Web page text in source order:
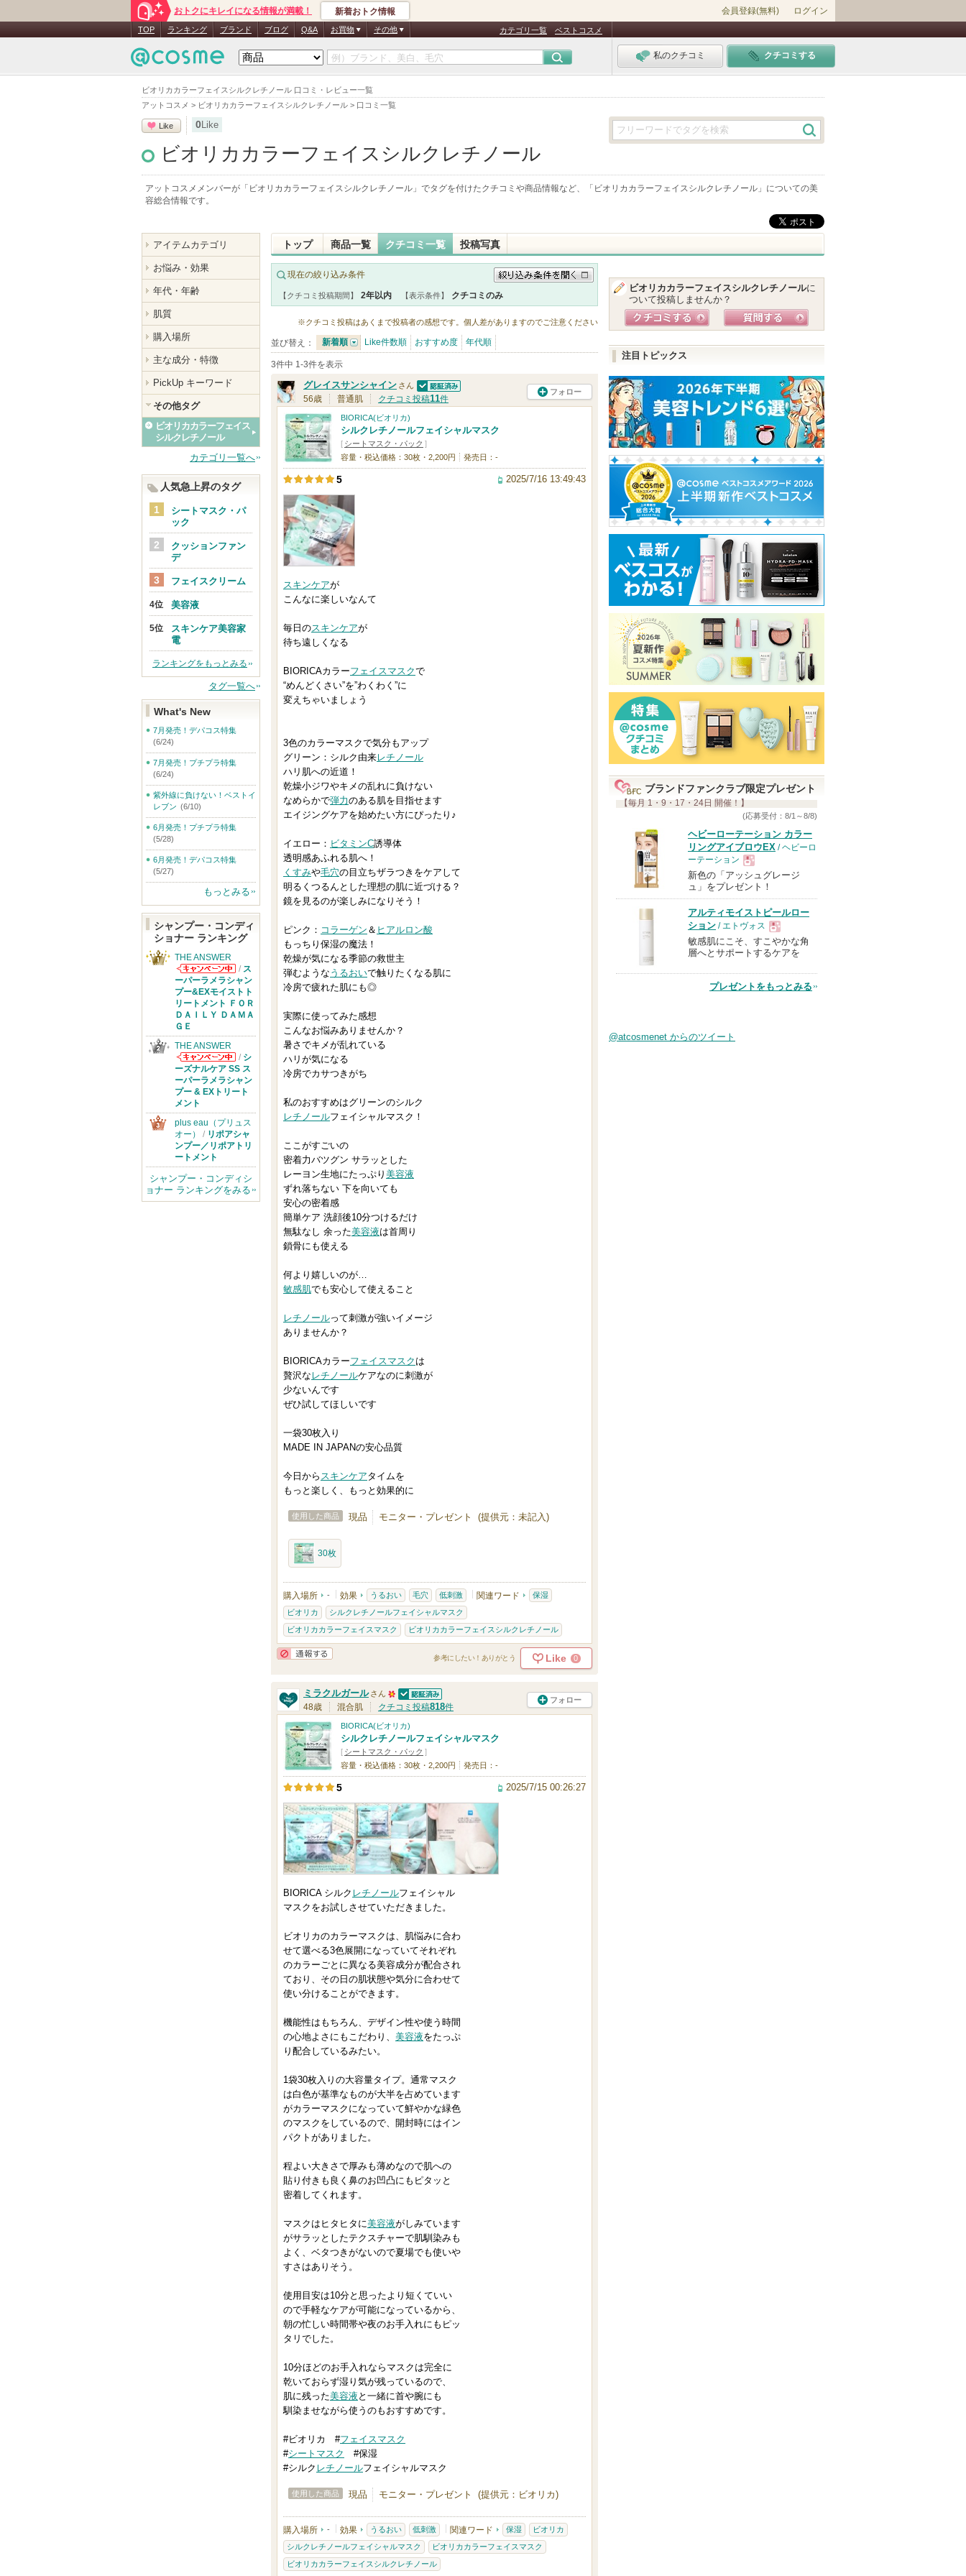
ビオリカカラーフェイスシルクレチノール 口コミ・レビュー一覧
アットコスメ > ビオリカカラーフェイスシルクレチノール > 口コミ一覧
おトクにキレイになる情報が満載！ 新着おトク情報 会員登録(無料) ログイン
TOP ランキング ブランド ブログ Q&A お買物 その他 カテゴリ一覧 ベストコスメ
私のクチコミ クチコミする
Like 0Like
ビオリカカラーフェイスシルクレチノール
アットコスメメンバーが「 ビオリカカラーフェイスシルクレチノール 」でタグを付けたクチコミや商品情報など、「 ビオリカカラーフェイスシルクレチノール 」についての美
容総合情報です。
トップ 商品一覧 クチコミ一覧 投稿写真
現在の絞り込み条件
絞り込み条件を開く
【クチコミ投稿期間】 2年以内 【表示条件】 クチコミのみ
※クチコミ投稿はあくまで投稿者の感想です。個人差がありますのでご注意ください
並び替え： 新着順 Like件数順 おすすめ度 年代順
3件中 1-3件を表示
グレイスサンシャイン さん
認証済
56歳 普通肌 クチコミ投稿11件
フォロー
BIORICA(ビオリカ)
シルクレチノールフェイシャルマスク
[ シートマスク・パック ]
容量・税込価格：30枚・2,200円
発売日：-
5 2025/7/16 13:49:43
スキンケアが
こんなに楽しいなんて
毎日のスキンケアが
待ち遠しくなる
BIORICAカラーフェイスマスクで
“めんどくさい”を”わくわく”に
変えちゃいましょう
3色のカラーマスクで気分もアップ
グリーン：シルク由来レチノール
ハリ肌への近道！
乾燥小ジワやキメの乱れに負けない
なめらかで弾力のある肌を目指せます
エイジングケアを始めたい方にぴったり♪
イエロー： ビタミンC誘導体
透明感あふれる肌へ！
くすみや毛穴の目立ちザラつきをケアして
明るくつるんとした理想の肌に近づける？
鏡を見るのが楽しみになりそう！
ピンク： コラーゲン ＆ ヒアルロン酸
もっちり保湿の魔法！
乾燥が気になる季節の救世主
弾むような うるおいで触りたくなる肌に
冷房で疲れた肌にも◎
実際に使ってみた感想
こんなお悩みありませんか？
暑さでキメが乱れている
ハリが気になる
冷房でカサつきがち
私のおすすめはグリーンのシルク
レチノールフェイシャルマスク！
ここがすごいの
密着力バツグン サラッとした
レーヨン生地にたっぷり 美容液
ずれ落ちない 下を向いても
安心の密着感
簡単ケア 洗顔後10分つけるだけ
無駄なし 余った美容液は首周り
鎖骨にも使える
何より嬉しいのが…
敏感肌でも安心して使えること
レチノールって刺激が強いイメージ
ありませんか？
BIORICAカラーフェイスマスク は
贅沢な レチノールケアなのに刺激が
少ないんです
ぜひ試してほしいです
一袋30枚入り
MADE IN JAPANの安心品質
今日から スキンケアタイムを
もっと楽しく、もっと効果的に
使用した商品 現品 モニター・プレゼント (提供元：未記入)
30枚
購入場所 - 効果 うるおい 毛穴 低刺激 関連ワード
保湿
ビオリカ
シルクレチノールフェイシャルマスク
ビオリカカラーフェイスマスク
ビオリカカラーフェイスシルクレチノール
参考にしたい！ありがとう Like 0
ミラクルガール さん
5
0
人
以
メ
ン
バ
ー
に
お
気
に
入
り
録
さ
て
い
ま
認証済
48歳 混合肌 クチコミ投稿818件
フォロー
BIORICA(ビオリカ)
シルクレチノールフェイシャルマスク
[ シートマスク・パック ]
容量・税込価格：30枚・2,200円
発売日：-
5 2025/7/15 00:26:27
BIORICA シルク レチノールフェイシャル
マスクをお試しさせていただきました。
ビオリカのカラーマスクは、肌悩みに合わ
せて選べる3色展開になっていてそれぞれ
のカラーごとに異なる美容成分が配合され
ており、その日の肌状態や気分に合わせて
使い分けることができます。
機能性はもちろん、デザイン性や使う時間
の心地よさにもこだわり、 美容液をたっぷ
り配合しているみたい。
1袋30枚入りの大容量タイプ。通常マスク
は白色が基準なものが大半を占めています
がカラーマスクになっていて鮮やかな緑色
のマスクをしているので、開封時にはイン
パクトがありました。
程よい大きさで厚みも薄めなので肌への
貼り付きも良く鼻のお凹凸にもピタッと
密着してくれます。
マスクはヒタヒタに美容液がしみています
がサラッとしたテクスチャーで肌馴染みも
よく、ベタつきがないので夏場でも使いや
すさはありそう。
使用目安は10分と思ったより短くていい
ので手軽なケアが可能になっているから、
朝の忙しい時間帯や夜のお手入れにもピッ
タリでした。
10分ほどのお手入れならマスクは完全に
乾いておらず湿り気が残っているので、
肌に残った美容液 と一緒に首や腕にも
馴染ませながら使うのもおすすめです。
#ビオリカ #フェイスマスク
#シートマスク
#保湿
#シルク レチノールフェイシャルマスク
使用した商品 現品 モニター・プレゼント (提供元：ビオリカ)
購入場所 - 効果 うるおい 低刺激 関連ワード 保湿
ビオリカ
シルクレチノールフェイシャルマスク
ビオリカカラーフェイスマスク
ビオリカカラーフェイスシルクレチノール
ビオリカカラーフェイスシルクレチノールに
ついて投稿しませんか？
注目トピックス
ブランドファンクラブ限定プレゼント
【毎月 1・9・17・24日 開催！】
(応募受付：8/1～8/8)
ヘビーローテーション カラー
リングアイブロウEX / ヘビーロ
ーテーション
現
品
新色の「アッシュグレージ
ュ」をプレゼント！
アルティモイストピールロー
ション / エトヴォス
現
品
敏感肌にこそ、すこやかな角
層へとサポートするケアを
プレゼントをもっとみる
@atcosmenet からのツイート
アイテムカテゴリ
お悩み・効果
年代・年齢
肌質
購入場所
主な成分・特徴
PickUp キーワード
その他タグ
ビオリカカラーフェイス
シルクレチノール
カテゴリ一覧へ
人気急上昇のタグ
シートマスク・パ
ック
クッションファン
デ
フェイスクリーム
美容液
スキンケア美容家
電
ランキングをもっとみる
タグ一覧へ
What's New
7月発売！デパコス特集
(6/24)
7月発売！プチプラ特集
(6/24)
紫外線に負けない！ベストイ
レブン (6/10)
6月発売！プチプラ特集
(5/28)
6月発売！デパコス特集
(5/27)
もっとみる
シャンプー・コンディ
ショナー ランキング
THE ANSWER
THE ANSWER
からのお知らせ
があります
/ ス
ーパーラメラシャン
プー&EXモイストト
リートメント ＦＯＲ
ＤＡＩＬＹ ＤＡＭＡ
ＧＥ
THE ANSWER
THE ANSWER
からのお知らせ
があります
/ シ
ーズナルケア SS ス
ーパーラメラシャン
プー & EXトリート
メント
plus eau（プリュス
オー）
/ リポアシャ
ンプー／リポアトリ
ートメント
シャンプー・コンディシ
ョナー ランキングをみる